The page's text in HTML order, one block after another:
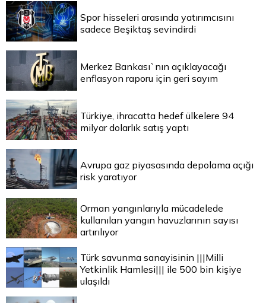
Spor hisseleri arasında yatırımcısını
sadece Beşiktaş sevindirdi
Merkez Bankası`nın açıklayacağı
enflasyon raporu için geri sayım
Türkiye, ihracatta hedef ülkelere 94
milyar dolarlık satış yaptı
Avrupa gaz piyasasında depolama açığı
risk yaratıyor
Orman yangınlarıyla mücadelede
kullanılan yangın havuzlarının sayısı
artırılıyor
Türk savunma sanayisinin |||Milli
Yetkinlik Hamlesi||| ile 500 bin kişiye
ulaşıldı